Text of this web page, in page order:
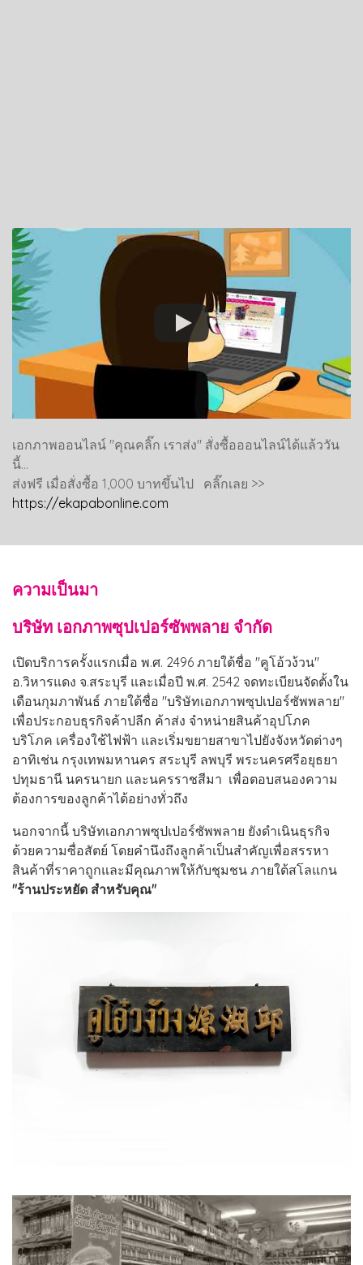
เอกภาพออนไลน์ "คุณคลิ๊ก เราส่ง" สั่งซื้อออนไลน์ได้แล้ววัน
นี้...
ส่งฟรี เมื่อสั่งซื้อ 1,000 บาทขึ้นไป คลิ๊กเลย >>
https://ekapabonline.com
ความเป็นมา
บริษัท เอกภาพซุปเปอร์ซัพพลาย จำกัด
เปิดบริการครั้งแรกเมื่อ พ.ศ. 2496 ภายใต้ชื่อ "คูโอ้วง้วน"
อ.วิหารแดง จ.สระบุรี และเมื่อปี พ.ศ. 2542 จดทะเบียนจัดตั้งใน
เดือนกุมภาพันธ์ ภายใต้ชื่อ "บริษัทเอกภาพซุปเปอร์ซัพพลาย"
เพื่อประกอบธุรกิจค้าปลีก ค้าส่ง จำหน่ายสินค้าอุปโภค
บริโภค เครื่องใช้ไฟฟ้า และเริ่มขยายสาขาไปยังจังหวัดต่างๆ
อาทิเช่น กรุงเทพมหานคร สระบุรี ลพบุรี พระนครศรีอยุธยา
ปทุมธานี นครนายก และนครราชสีมา เพื่อตอบสนองความ
ต้องการของลูกค้าได้อย่างทั่วถึง
นอกจากนี้ บริษัทเอกภาพซุปเปอร์ซัพพลาย ยังดำเนินธุรกิจ
ด้วยความซื่อสัตย์ โดยคำนึงถึงลูกค้าเป็นสำคัญเพื่อสรรหา
สินค้าที่ราคาถูกและมีคุณภาพให้กับชุมชน ภายใต้สโลแกน
"ร้านประหยัด สำหรับคุณ"